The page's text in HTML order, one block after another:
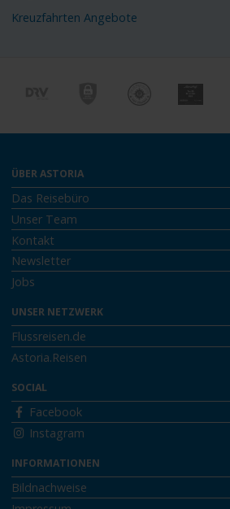
Kreuzfahrten Angebote
ÜBER ASTORIA
Das Reisebüro
Unser Team
Kontakt
Newsletter
Jobs
UNSER NETZWERK
Flussreisen.de
Astoria.Reisen
SOCIAL
Facebook
Instagram
INFORMATIONEN
Bildnachweise